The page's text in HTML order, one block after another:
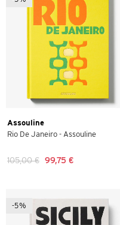
Assouline
Rio De Janeiro - Assouline
105,00 € 99,75 €
-5%